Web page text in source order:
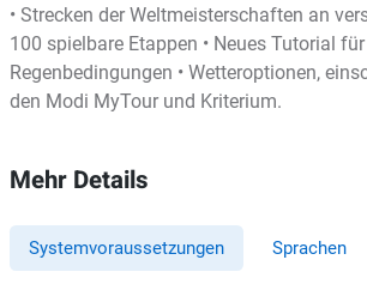
• Strecken der Weltmeisterschaften an
100 spielbare Etappen • Neues Tutorial für
Regenbedingungen • Wetteroptionen,
den Modi MyTour und Kriterium.
Mehr Details
Systemvoraussetzungen Sprachen